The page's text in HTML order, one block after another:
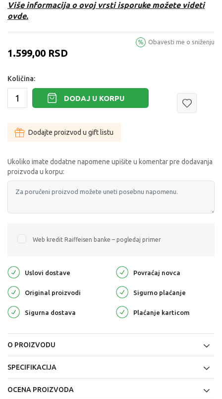
Više informacija o ovoj vrsti isporuke možete videti
ovde.
1.599,00 RSD
Obavesti me o sniženju
Količina:
DODAJ U KORPU
Dodajte proizvod u gift listu
Ukoliko imate dodatne napomene upišite u komentar pre dodavanja
proizvoda u korpu:
Web kredit Raiffeisen banke – pogledaj primer
Uslovi dostave Povraćaj novca
Original proizvodi Sigurno plaćanje
Sigurna dostava Plaćanje karticom
O PROIZVODU
SPECIFIKACIJA
OCENA PROIZVODA